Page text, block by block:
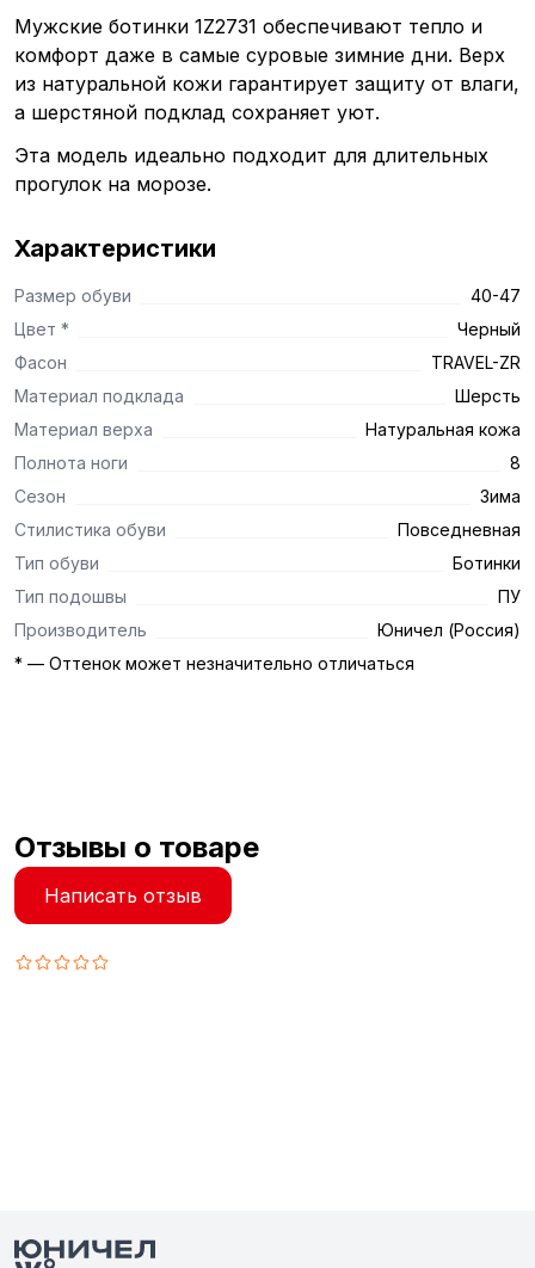
Мужские ботинки 1Z2731 обеспечивают тепло и
комфорт даже в самые суровые зимние дни. Верх
из натуральной кожи гарантирует защиту от влаги,
а шерстяной подклад сохраняет уют.
Эта модель идеально подходит для длительных
прогулок на морозе.
Характеристики
Размер обуви
40-47
Цвет *
Черный
Фасон
TRAVEL-ZR
Материал подклада
Шерсть
Материал верха
Натуральная кожа
Полнота ноги
8
Сезон
Зима
Стилистика обуви
Повседневная
Тип обуви
Ботинки
Тип подошвы
ПУ
Производитель
Юничел (Россия)
* — Оттенок может незначительно отличаться
Отзывы о товаре
Написать отзыв